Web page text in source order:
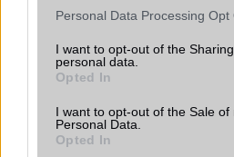
Please note that this website/app
not limited to your visit or usage
grant or deny consent to Google
use your data for below specified
consent section.
Personal Data Processing Opt
I want to opt-out of the
personal data.
Opted In
I want to opt-out of the Sale of
Personal Data.
Opted In
TELEFONOK GYORSLISTA
Márka :